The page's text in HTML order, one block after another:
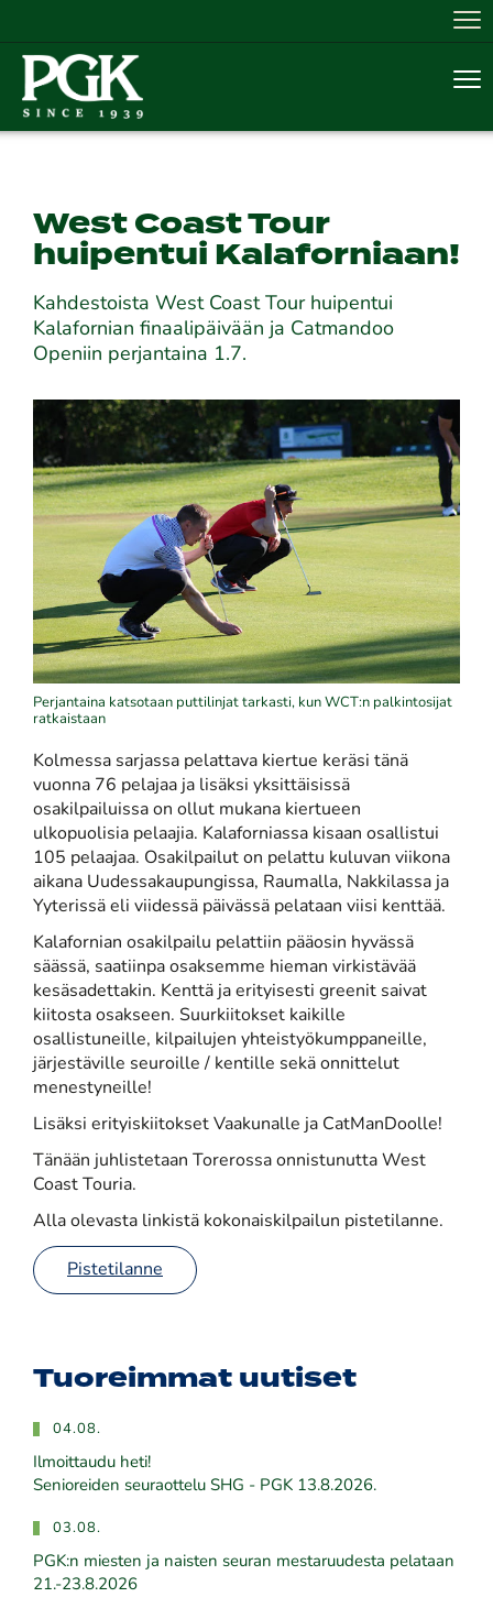
West Coast Tour
huipentui Kalaforniaan!
Kahdestoista West Coast Tour huipentui
Kalafornian finaalipäivään ja Catmandoo
Openiin perjantaina 1.7.
Perjantaina katsotaan puttilinjat tarkasti, kun WCT:n palkintosijat
ratkaistaan
Kolmessa sarjassa pelattava kiertue keräsi tänä
vuonna 76 pelajaa ja lisäksi yksittäisissä
osakilpailuissa on ollut mukana kiertueen
ulkopuolisia pelaajia. Kalaforniassa kisaan osallistui
105 pelaajaa. Osakilpailut on pelattu kuluvan viikona
aikana Uudessakaupungissa, Raumalla, Nakkilassa ja
Yyterissä eli viidessä päivässä pelataan viisi kenttää.
Kalafornian osakilpailu pelattiin pääosin hyvässä
säässä, saatiinpa osaksemme hieman virkistävää
kesäsadettakin. Kenttä ja erityisesti greenit saivat
kiitosta osakseen. Suurkiitokset kaikille
osallistuneille, kilpailujen yhteistyökumppaneille,
järjestäville seuroille / kentille sekä onnittelut
menestyneille!
Lisäksi erityiskiitokset Vaakunalle ja CatManDoolle!
Tänään juhlistetaan Torerossa onnistunutta West
Coast Touria.
Alla olevasta linkistä kokonaiskilpailun pistetilanne.
Pistetilanne
Tuoreimmat uutiset
04.08.
Ilmoittaudu heti!
​​​​​​​Senioreiden seuraottelu SHG - PGK 13.8.2026.
03.08.
PGK:n miesten ja naisten seuran mestaruudesta pelataan
21.-23.8.2026